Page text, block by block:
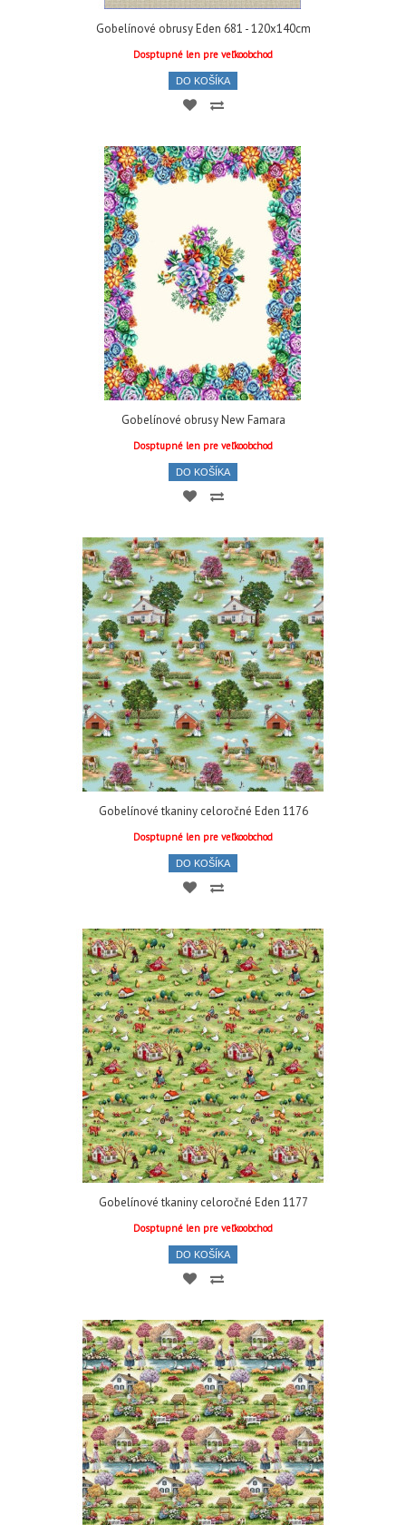
Gobelínové obrusy Eden 681 - 120x140cm
Dosptupné len pre veľkoobchod
DO KOŠÍKA
Gobelínové obrusy New Famara
Dosptupné len pre veľkoobchod
DO KOŠÍKA
Gobelínové tkaniny celoročné Eden 1176
Dosptupné len pre veľkoobchod
DO KOŠÍKA
Gobelínové tkaniny celoročné Eden 1177
Dosptupné len pre veľkoobchod
DO KOŠÍKA